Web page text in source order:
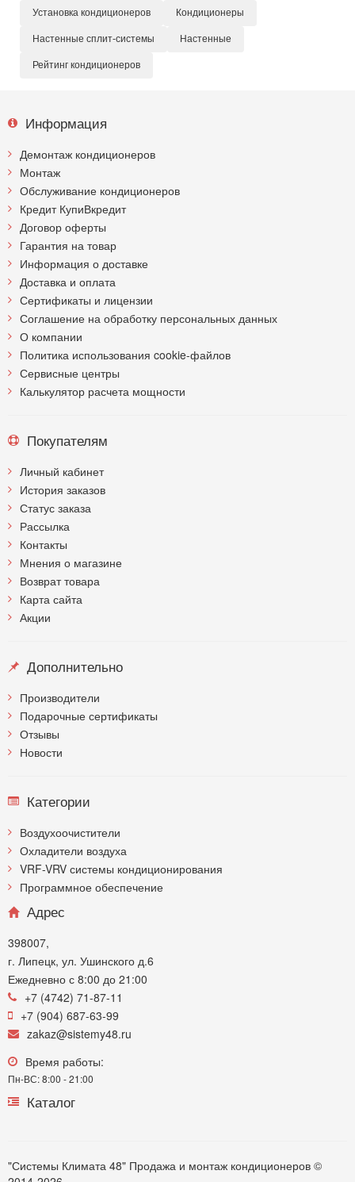
Установка кондиционеров Кондиционеры
Настенные сплит-системы Настенные
Рейтинг кондиционеров
Информация
Демонтаж кондиционеров
Монтаж
Обслуживание кондиционеров
Кредит КупиВкредит
Договор оферты
Гарантия на товар
Информация о доставке
Доставка и оплата
Сертификаты и лицензии
Соглашение на обработку персональных данных
О компании
Политика использования cookie-файлов
Сервисные центры
Калькулятор расчета мощности
Покупателям
Личный кабинет
История заказов
Статус заказа
Рассылка
Контакты
Мнения о магазине
Возврат товара
Карта сайта
Акции
Дополнительно
Производители
Подарочные сертификаты
Отзывы
Новости
Категории
Воздухоочистители
Охладители воздуха
VRF-VRV системы кондиционирования
Программное обеспечение
Адрес
398007,
г. Липецк, ул. Ушинского д.6
Ежедневно с 8:00 до 21:00
+7 (4742) 71-87-11
+7 (904) 687-63-99
zakaz@sistemy48.ru
Время работы:
Пн-ВС: 8:00 - 21:00
Каталог
"Системы Климата 48" Продажа и монтаж кондиционеров ©